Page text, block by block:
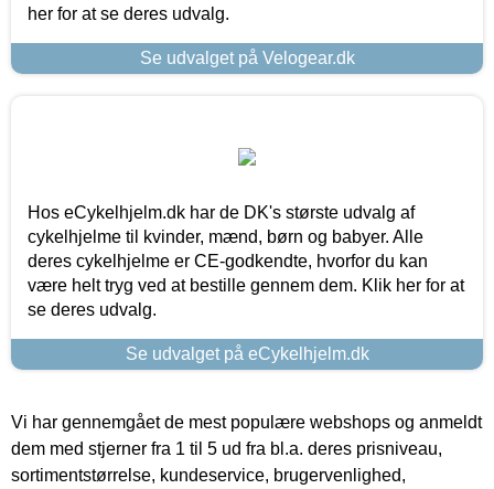
her for at se deres udvalg.
Se udvalget på Velogear.dk
Hos eCykelhjelm.dk har de DK's største udvalg af
cykelhjelme til kvinder, mænd, børn og babyer. Alle
deres cykelhjelme er CE-godkendte, hvorfor du kan
være helt tryg ved at bestille gennem dem. Klik her for at
se deres udvalg.
Se udvalget på eCykelhjelm.dk
Vi har gennemgået de mest populære webshops og anmeldt
dem med stjerner fra 1 til 5 ud fra bl.a. deres prisniveau,
sortimentstørrelse, kundeservice, brugervenlighed,